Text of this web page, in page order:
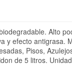
Alto
y efecto antigrasa.
Pisos,
de 5 litros.